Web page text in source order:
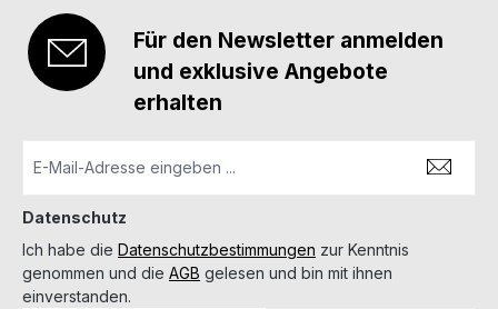
Für den Newsletter anmelden
und exklusive Angebote
erhalten
Datenschutz
Ich habe die Datenschutzbestimmungen zur Kenntnis
genommen und die AGB gelesen und bin mit ihnen
einverstanden.